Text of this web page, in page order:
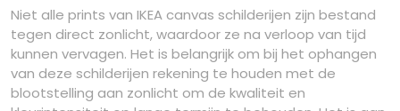
Niet alle prints van IKEA canvas schilderijen zijn bestand
tegen direct zonlicht, waardoor ze na verloop van tijd
kunnen vervagen. Het is belangrijk om bij het ophangen
van deze schilderijen rekening te houden met de
blootstelling aan zonlicht om de kwaliteit en